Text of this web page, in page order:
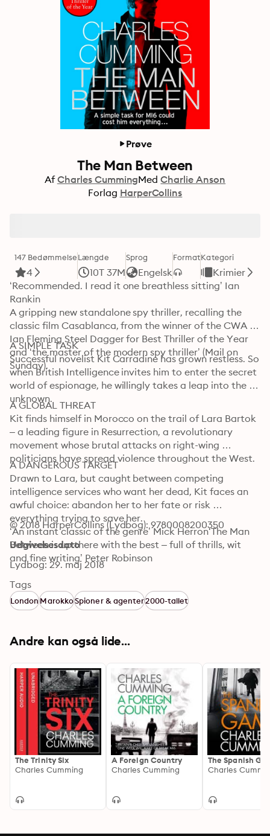
Prøve
The Man Between
Af Charles CummingMed Charlie Anson
Forlag HarperCollins
147 Bedømmelse
4
Længde
10T 37M
Sprog
Engelsk
FormatKategori
Krimier
‘Recommended. I read it one breathless sitting’ Ian
Rankin
A gripping new standalone spy thriller, recalling the
classic film Casablanca, from the winner of the CWA
Ian Fleming Steel Dagger for Best Thriller of the Year
and ‘the master of the modern spy thriller’ (Mail on
Sunday).
A SIMPLE TASK
Successful novelist Kit Carradine has grown restless. So
when British Intelligence invites him to enter the secret
world of espionage, he willingly takes a leap into the
unknown.
A GLOBAL THREAT
Kit finds himself in Morocco on the trail of Lara Bartok
– a leading figure in Resurrection, a revolutionary
movement whose brutal attacks on right-wing
politicians have spread violence throughout the West.
A DANGEROUS TARGET
Drawn to Lara, but caught between competing
intelligence services who want her dead, Kit faces an
awful choice: abandon her to her fate or risk
everything trying to save her.
‘An instant classic of the genre’ Mick Herron‘The Man
Between is up there with the best – full of thrills, wit
and fine writing’ Peter Robinson
© 2018 HarperCollins (Lydbog): 9780008200350
Udgivelsesdato
Lydbog: 29. maj 2018
Tags
LondonMarokkoSpioner & agenter2000-tallet
Andre kan også lide...
The Trinity Six
Charles Cumming
A Foreign Country
Charles Cumming
The Spanish
Charles